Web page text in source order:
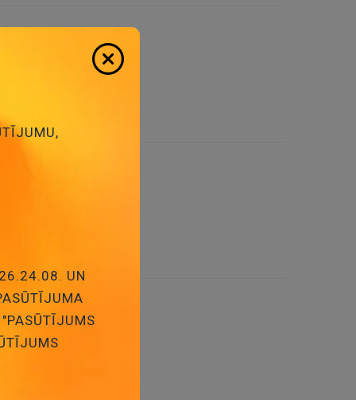
zila krasa
krasa
pelekā/dzeltena
UN